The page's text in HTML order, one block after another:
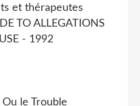
et thérapeutes
TO ALLEGATIONS
- 1992
le Trouble